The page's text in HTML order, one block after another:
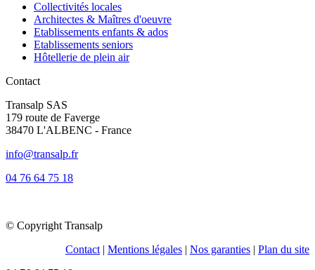
Collectivités locales
Architectes & Maîtres d'oeuvre
Etablissements enfants & ados
Etablissements seniors
Hôtellerie de plein air
Contact
Transalp SAS
179 route de Faverge
38470 L'ALBENC - France
info@transalp.fr
04 76 64 75 18
© Copyright Transalp
Contact | Mentions légales | Nos garanties | Plan du site